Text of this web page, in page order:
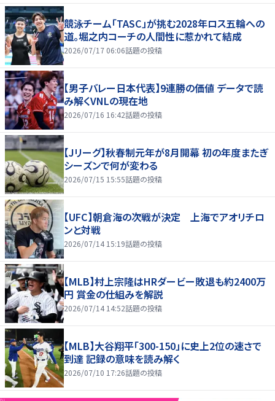
競泳チーム「TASC」が挑む2028年ロス五輪への
道。堀之内コーチの人間性に惹かれて結成
2026/07/17 06:06話題の投稿
【男子バレー日本代表】9連勝の価値 データで読
み解くVNLの現在地
2026/07/16 16:42話題の投稿
【Jリーグ】秋春制元年が8月開幕 初の年度またぎ
シーズンで何が変わる
2026/07/15 15:55話題の投稿
【UFC】朝倉海の次戦が決定 上海でアオリチロ
ンと対戦
2026/07/14 15:19話題の投稿
【MLB】村上宗隆はHRダービー敗退も約2400万
円 賞金の仕組みを解説
2026/07/14 14:52話題の投稿
【MLB】大谷翔平「300-150」に史上2位の速さで
到達 記録の意味を読み解く
2026/07/10 17:26話題の投稿